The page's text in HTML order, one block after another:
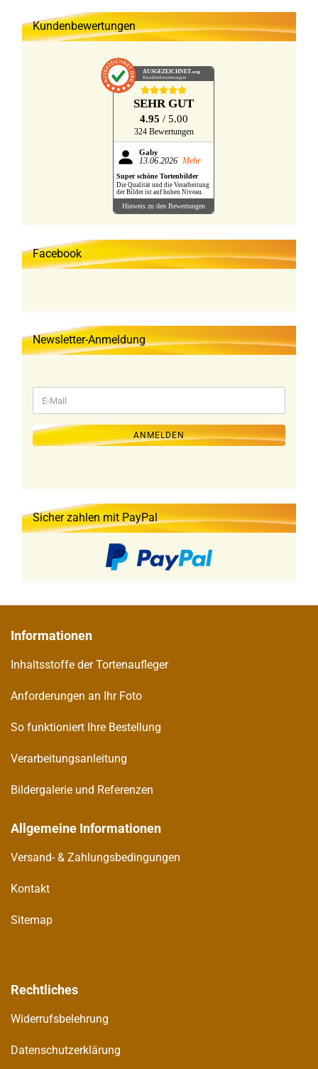
Kundenbewertungen
AUSGEZEICHNET.org
Kundenbewertungen
SEHR GUT
4.95 / 5.00
324 Bewertungen
Gaby
13.06.2026 Mehr
Super schöne Tortenbilder
Die Qualität und die Verarbeitung
der Bilder ist auf hohen Niveau.
Hinweis zu den Bewertungen
Facebook
Newsletter-Anmeldung
ZUR
ANMELDUNG
E-
Mail
ANMELDEN
Sicher zahlen mit PayPal
Informationen
Inhaltsstoffe der Tortenaufleger
Anforderungen an Ihr Foto
So funktioniert Ihre Bestellung
Verarbeitungsanleitung
Bildergalerie und Referenzen
Allgemeine Informationen
Versand- & Zahlungsbedingungen
Kontakt
Sitemap
Rechtliches
Widerrufsbelehrung
Datenschutzerklärung